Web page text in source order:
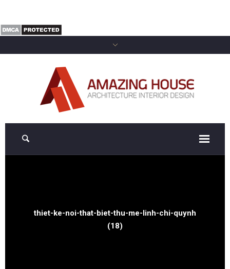
thiet-ke-noi-that-biet-thu-me-linh-chi-quynh
(18)